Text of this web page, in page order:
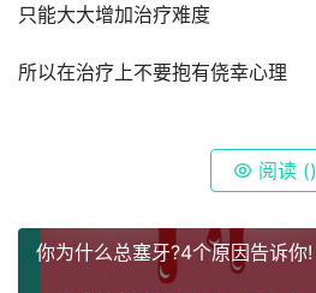
只能大大增加治疗难度
所以在治疗上不要抱有侥幸心理
阅读 ()
你为什么总塞牙?4个原因告诉你!